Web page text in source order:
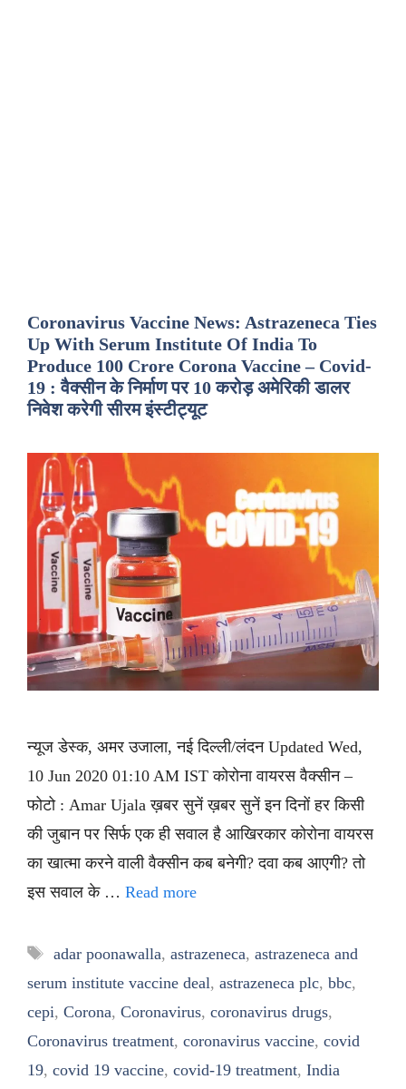
Coronavirus Vaccine News: Astrazeneca Ties
Up With Serum Institute Of India To
Produce 100 Crore Corona Vaccine – Covid-
19 : वैक्सीन के निर्माण पर 10 करोड़ अमेरिकी डालर
निवेश करेगी सीरम इंस्टीट्यूट
न्यूज डेस्क, अमर उजाला, नई दिल्ली/लंदन Updated Wed,
10 Jun 2020 01:10 AM IST कोरोना वायरस वैक्सीन –
फोटो : Amar Ujala ख़बर सुनें ख़बर सुनें इन दिनों हर किसी
की जुबान पर सिर्फ एक ही सवाल है आखिरकार कोरोना वायरस
का खात्मा करने वाली वैक्सीन कब बनेगी? दवा कब आएगी? तो
इस सवाल के … Read more
Tags
adar poonawalla, astrazeneca, astrazeneca and
serum institute vaccine deal, astrazeneca plc, bbc,
cepi, Corona, Coronavirus, coronavirus drugs,
Coronavirus treatment, coronavirus vaccine, covid
19, covid 19 vaccine, covid-19 treatment, India